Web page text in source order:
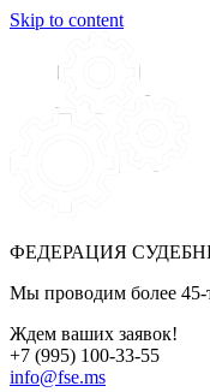
Skip to content
ФЕДЕРАЦИЯ
Мы проводим более 45-
Ждем ваших заявок!
+7 (995) 100-33-55
info@fse.ms